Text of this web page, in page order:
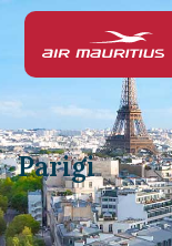
Parigi